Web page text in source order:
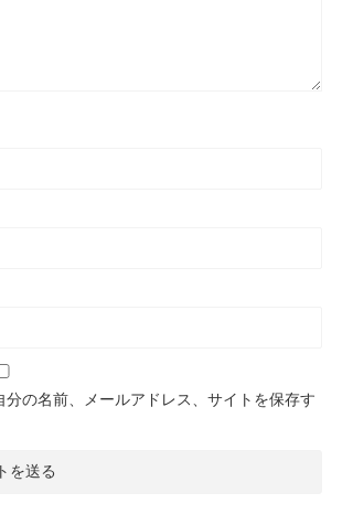
の名前、メールアドレス、サイトを保存す